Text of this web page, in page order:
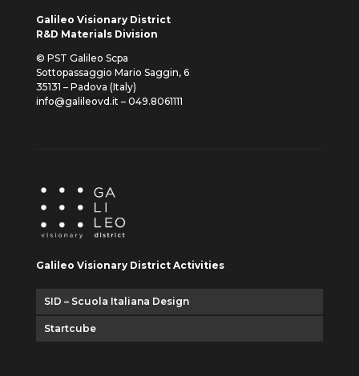
Galileo Visionary District
R&D Materials Division
© PST Galileo Scpa
Sottopassaggio Mario Saggin, 6
35131 – Padova (Italy)
info@galileovd.it – 049.8061111
Galileo Visionary District Activities
SID – Scuola Italiana Design
Startcube